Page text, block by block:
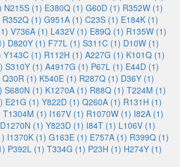
N215S (1) E380Q (1) G60D (1) R352W (1)
R352Q (1) G951A (1) C23S (1) E184K (1)
V736A (1) L432V (1) E89Q (1) R135W (1)
D820Y (1) F77L (1) S311C (1) D10W (1)
Y143C (1) R112H (1) A227G (1) K101Q (1)
S310Y (1) A4917G (1) P67L (1) E44D (1)
Q30R (1) K540E (1) R287Q (1) D36Y (1)
S680N (1) K1270A (1) R88Q (1) T224M (1)
E21G (1) Y822D (1) Q260A (1) R131H (1)
T1304M (1) I167V (1) R1070W (1) I82A (1)
D1270N (1) Y823D (1) I84T (1) L106V (1)
I1370K (1) G163E (1) E757A (1) R399Q (1)
P392L (1) T334G (1) P23H (1) H274Y (1)